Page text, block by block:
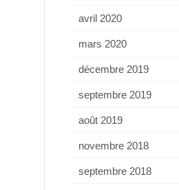
avril 2020
mars 2020
décembre 2019
septembre 2019
août 2019
novembre 2018
septembre 2018